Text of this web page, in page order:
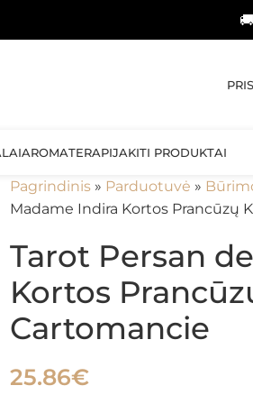
🚚
AROMATERAPIJAKITI PRODUKTAI
Pagrindinis» Parduotuvė »
Madame Indira Kortos Prancūzų
Tarot Persan
Kortos
Cartomancie
25.86€